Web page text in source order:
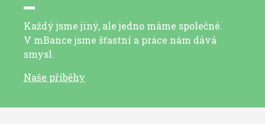
Každý jsme jiný, ale jedno máme společné.
V mBance jsme šťastní a práce nám dává
smysl.
Naše příběhy